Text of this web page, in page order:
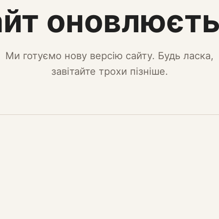
Ми готуємо нову версію сайту. Будь ласка,
завітайте трохи пізніше.